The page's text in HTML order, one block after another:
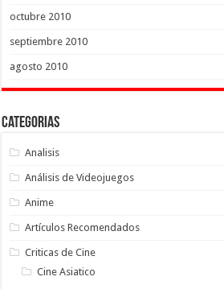
octubre 2010
septiembre 2010
agosto 2010
Categorias
Analisis
Análisis de Videojuegos
Anime
Artículos Recomendados
Criticas de Cine
Cine Asiatico